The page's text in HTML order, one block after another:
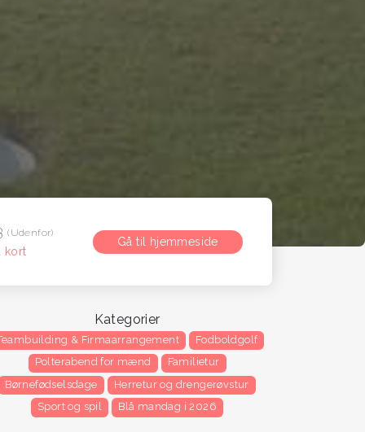
(Udenfor)
kort
Gå til hjemmeside
Kategorier
& Firmaarrangement
Fodboldgolf
Polterabend for mænd
Familietur
Børnefødselsdage
Herretur og drengerøvstur
Sport og spil
Blå mandag i 2026